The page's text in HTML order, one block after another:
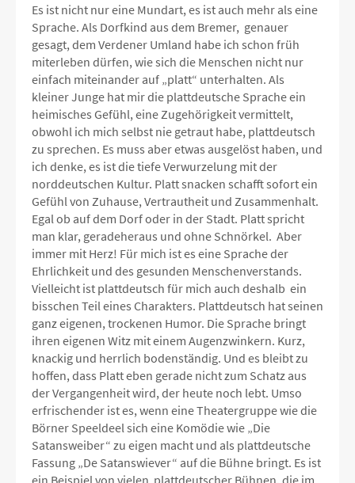
Es ist nicht nur eine Mundart, es ist auch mehr als eine
Sprache. Als Dorfkind aus dem Bremer, genauer
gesagt, dem Verdener Umland habe ich schon früh
miterleben dürfen, wie sich die Menschen nicht nur
einfach miteinander auf „platt“ unterhalten. Als
kleiner Junge hat mir die plattdeutsche Sprache ein
heimisches Gefühl, eine Zugehörigkeit vermittelt,
obwohl ich mich selbst nie getraut habe, plattdeutsch
zu sprechen. Es muss aber etwas ausgelöst haben, und
ich denke, es ist die tiefe Verwurzelung mit der
norddeutschen Kultur. Platt snacken schafft sofort ein
Gefühl von Zuhause, Vertrautheit und Zusammenhalt.
Egal ob auf dem Dorf oder in der Stadt. Platt spricht
man klar, geradeheraus und ohne Schnörkel. Aber
immer mit Herz! Für mich ist es eine Sprache der
Ehrlichkeit und des gesunden Menschenverstands.
Vielleicht ist plattdeutsch für mich auch deshalb ein
bisschen Teil eines Charakters. Plattdeutsch hat seinen
ganz eigenen, trockenen Humor. Die Sprache bringt
ihren eigenen Witz mit einem Augenzwinkern. Kurz,
knackig und herrlich bodenständig. Und es bleibt zu
hoffen, dass Platt eben gerade nicht zum Schatz aus
der Vergangenheit wird, der heute noch lebt. Umso
erfrischender ist es, wenn eine Theatergruppe wie die
Börner Speeldeel sich eine Komödie wie „Die
Satansweiber“ zu eigen macht und als plattdeutsche
Fassung „De Satanswiever“ auf die Bühne bringt. Es ist
ein Beispiel von vielen plattdeutscher Bühnen, die im